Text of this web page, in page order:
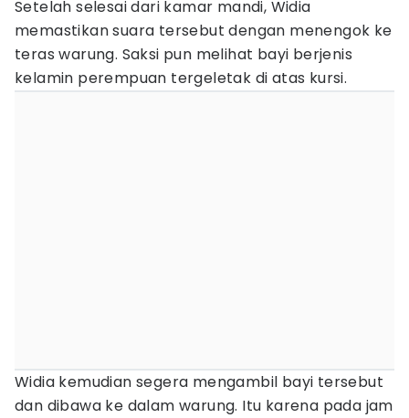
Setelah selesai dari kamar mandi, Widia
memastikan suara tersebut dengan menengok ke
teras warung. Saksi pun melihat bayi berjenis
kelamin perempuan tergeletak di atas kursi.
Widia kemudian segera mengambil bayi tersebut
dan dibawa ke dalam warung. Itu karena pada jam